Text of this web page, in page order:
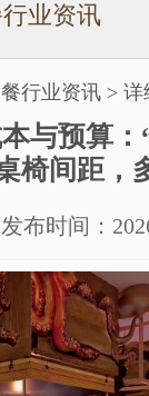
业资讯
行业资讯 > 详
与预算
椅间距，
布时间：